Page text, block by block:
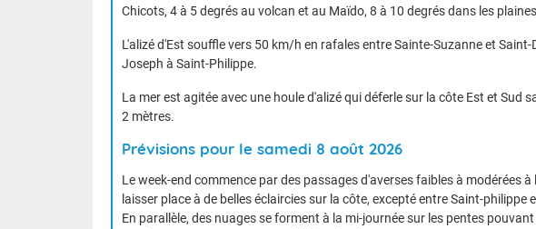
Chicots, 4 à 5 degrés au volcan et au Maïdo, 8 à 10 degrés dans les
L'alizé d'Est souffle vers 50 km/h en rafales entre Sainte-Suzanne et
Joseph à Saint-Philippe.
La mer est agitée avec une houle d'alizé qui déferle sur la côte Est et Sud
2 mètres.
Prévisions pour le samedi 8 août 2026
Le week-end commence par des passages d'averses faibles à modérées
laisser place à de belles éclaircies sur la côte, excepté entre Saint-
En parallèle, des nuages se forment à la mi-journée sur les pentes